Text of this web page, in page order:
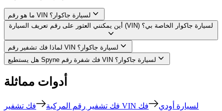
ما هو رقم VIN لسيارة جاكوار؟
أين يمكنني العثور على رقم تعريف السيارة (VIN) لسيارة جاكوار الخاصة بي؟
لماذا فك تشفير رقم VIN لسيارة جاكوار؟
هل يستطيع Spyne فك شفرة رقم VIN لسيارة جاكوار؟
أدوات مماثلة
فك تشفير رقم المركبة فك تشفير VIN لسيارة أودي
فك